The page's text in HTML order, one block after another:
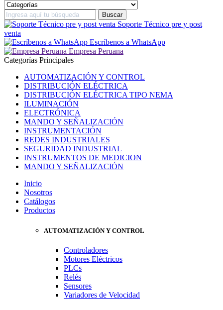
Soporte Técnico pre y post
venta
Escríbenos a WhatsApp
Empresa Peruana
Categorías Principales
AUTOMATIZACIÓN Y CONTROL
DISTRIBUCIÓN ELÉCTRICA
DISTRIBUCIÓN ELÉCTRICA TIPO NEMA
ILUMINACIÓN
ELECTRÓNICA
MANDO Y SEÑALIZACIÓN
INSTRUMENTACIÓN
REDES INDUSTRIALES
SEGURIDAD INDUSTRIAL
INSTRUMENTOS DE MEDICION
MANDO Y SEÑALIZACIÓN
Inicio
Nosotros
Catálogos
Productos
AUTOMATIZACIÓN Y CONTROL
Controladores
Motores Eléctricos
PLCs
Relés
Sensores
Variadores de Velocidad